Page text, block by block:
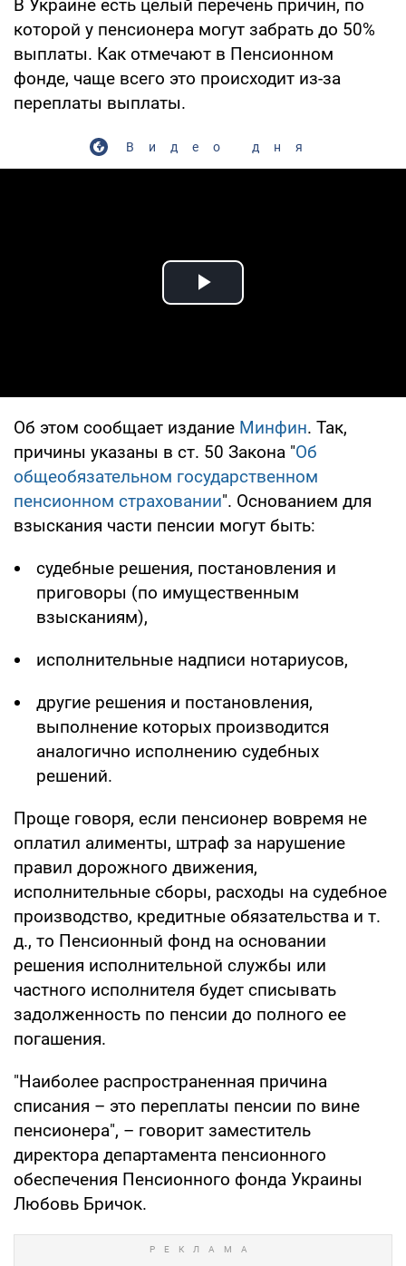
В Украине есть целый перечень причин, по
которой у пенсионера могут забрать до 50%
выплаты. Как отмечают в Пенсионном
фонде, чаще всего это происходит из-за
переплаты выплаты.
Видео дня
Play Video
Об этом сообщает издание Минфин. Так,
причины указаны в ст. 50 Закона "Об
общеобязательном государственном
пенсионном страховании". Основанием для
взыскания части пенсии могут быть:
судебные решения, постановления и
приговоры (по имущественным
взысканиям),
исполнительные надписи нотариусов,
другие решения и постановления,
выполнение которых производится
аналогично исполнению судебных
решений.
Проще говоря, если пенсионер вовремя не
оплатил алименты, штраф за нарушение
правил дорожного движения,
исполнительные сборы, расходы на судебное
производство, кредитные обязательства и т.
д., то Пенсионный фонд на основании
решения исполнительной службы или
частного исполнителя будет списывать
задолженность по пенсии до полного ее
погашения.
"Наиболее распространенная причина
списания – это переплаты пенсии по вине
пенсионера", – говорит заместитель
директора департамента пенсионного
обеспечения Пенсионного фонда Украины
Любовь Бричок.